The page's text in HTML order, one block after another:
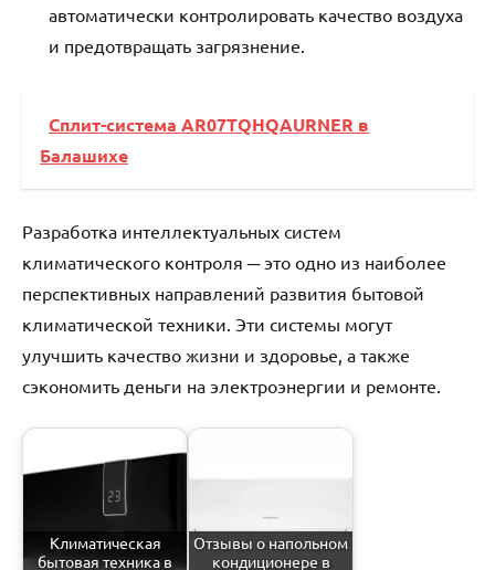
автоматически контролировать качество воздуха
и предотвращать загрязнение.
Сплит-система AR07TQHQAURNER в
Балашихе
Разработка интеллектуальных систем
климатического контроля ─ это одно из наиболее
перспективных направлений развития бытовой
климатической техники. Эти системы могут
улучшить качество жизни и здоровье, а также
сэкономить деньги на электроэнергии и ремонте.
Климатическая
бытовая техника в
Отзывы о напольном
кондиционере в